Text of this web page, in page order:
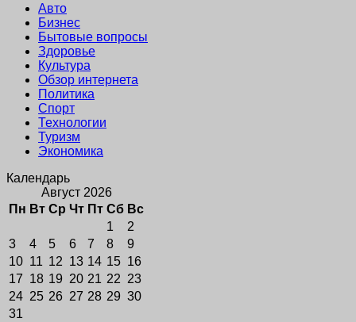
Авто
Бизнес
Бытовые вопросы
Здоровье
Культура
Обзор интернета
Политика
Спорт
Технологии
Туризм
Экономика
Календарь
Август 2026
Пн Вт Ср Чт Пт Сб Вс
1
2
3
4 5 6 7 8
9
10 11 12 13 14 15 16
17 18 19 20 21 22 23
24 25 26 27 28 29 30
31